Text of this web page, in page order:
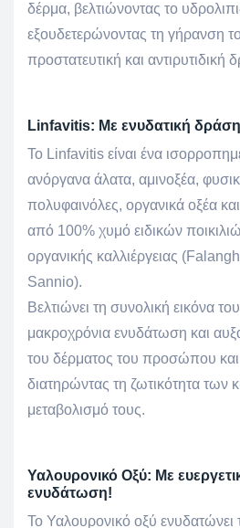
δέρμα, βελτιώνοντας το
εξουδετερώνοντας τη γήρανση
προστατευτική και αντιρυτιδική
Linfavitis: Με ενυδατική
Το Linfavitis είναι ένα
ανόργανα άλατα, αμινοξέα,
πολυφαινόλες, οργανικά οξέα
από 100% χυμό ειδικών
οργανικής καλλιέργειας
Sannio).
Βελτιώνει τη συνολική εικόνα
μακροχρόνια ενυδάτωση και
του δέρματος του προσώπου και
διατηρώντας τη ζωτικότητα των
μεταβολισμό τους.
Υαλουρονικό Οξύ: Με
ενυδάτωση!
Το Υαλουρονικό οξύ ενυδατώνει